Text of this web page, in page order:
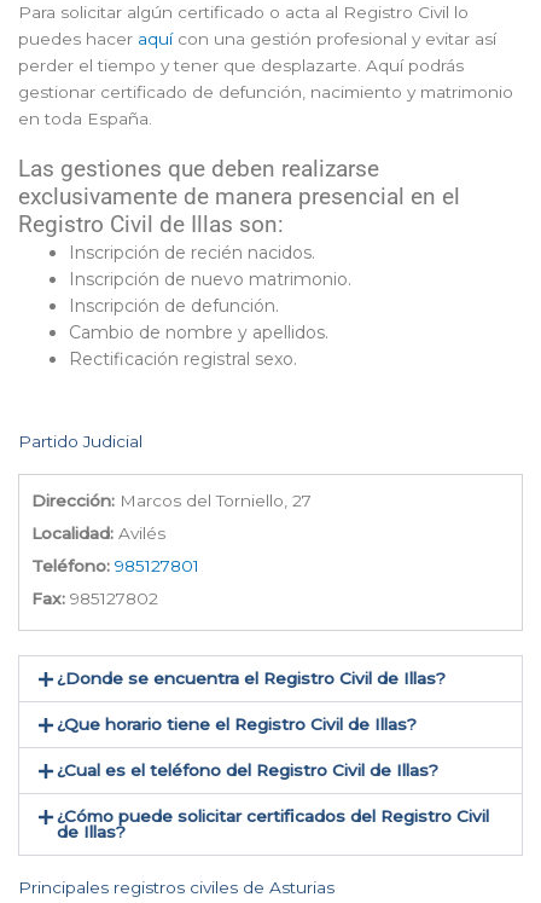
Para solicitar algún certificado o acta al Registro Civil lo
puedes hacer aquícon una gestión profesional y evitar así
perder el tiempo y tener que desplazarte. Aquí podrás
gestionar certificado de defunción, nacimiento y matrimonio
en toda España.
Las gestiones que deben realizarse
exclusivamente de manera presencial en el
Registro Civil de Illas son:
Inscripción de recién nacidos.
Inscripción de nuevo matrimonio.
Inscripción de defunción.
Cambio de nombre y apellidos.
Rectificación registral sexo.
Partido Judicial
Dirección: Marcos del Torniello, 27
Localidad: Avilés
Teléfono: 985127801
Fax: 985127802
¿Donde se encuentra el Registro Civil de Illas​?
¿Que horario tiene el Registro Civil de Illas?
¿Cual es el teléfono del Registro Civil de Illas​?
¿Cómo puede solicitar certificados del Registro Civil
de Illas​?
Principales registros civiles de Asturias